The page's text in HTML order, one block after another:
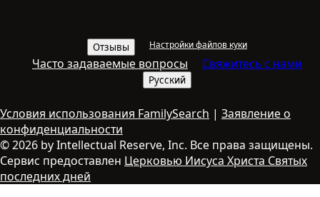
Отзывы Настройки файлов куки
Часто задаваемые вопросы Свяжитесь с нами
Русский
Условия использования FamilySearch | Заявление о
конфиденциальности
© 2026 by Intellectual Reserve, Inc. Все права защищены.
Сервис предоставлен Церковью Иисуса Христа Святых
последних дней